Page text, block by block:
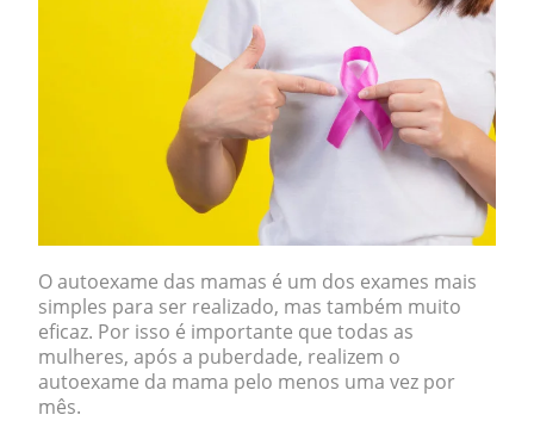
O autoexame das mamas é um dos exames mais
simples para ser realizado, mas também muito
eficaz. Por isso é importante que todas as
mulheres, após a puberdade, realizem o
autoexame da mama pelo menos uma vez por
mês.